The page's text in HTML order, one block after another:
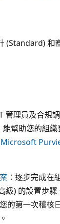
(Standard) 和
管理員及合規
幫助您的組
Microsoft
：逐步完成在
級) 的設置步驟
您的第一次稽核